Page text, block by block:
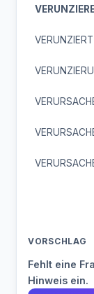
VERUNZIERT
VORSCHLAG
Fehlt eine
Hinweis ein.